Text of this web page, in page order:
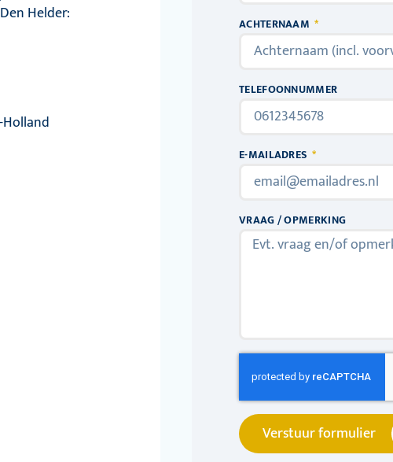
Helder:
ACHTERNAAM
TELEFOONNUMMER
E-MAILADRES
VRAAG / OPMERKING
Verstuur formulier